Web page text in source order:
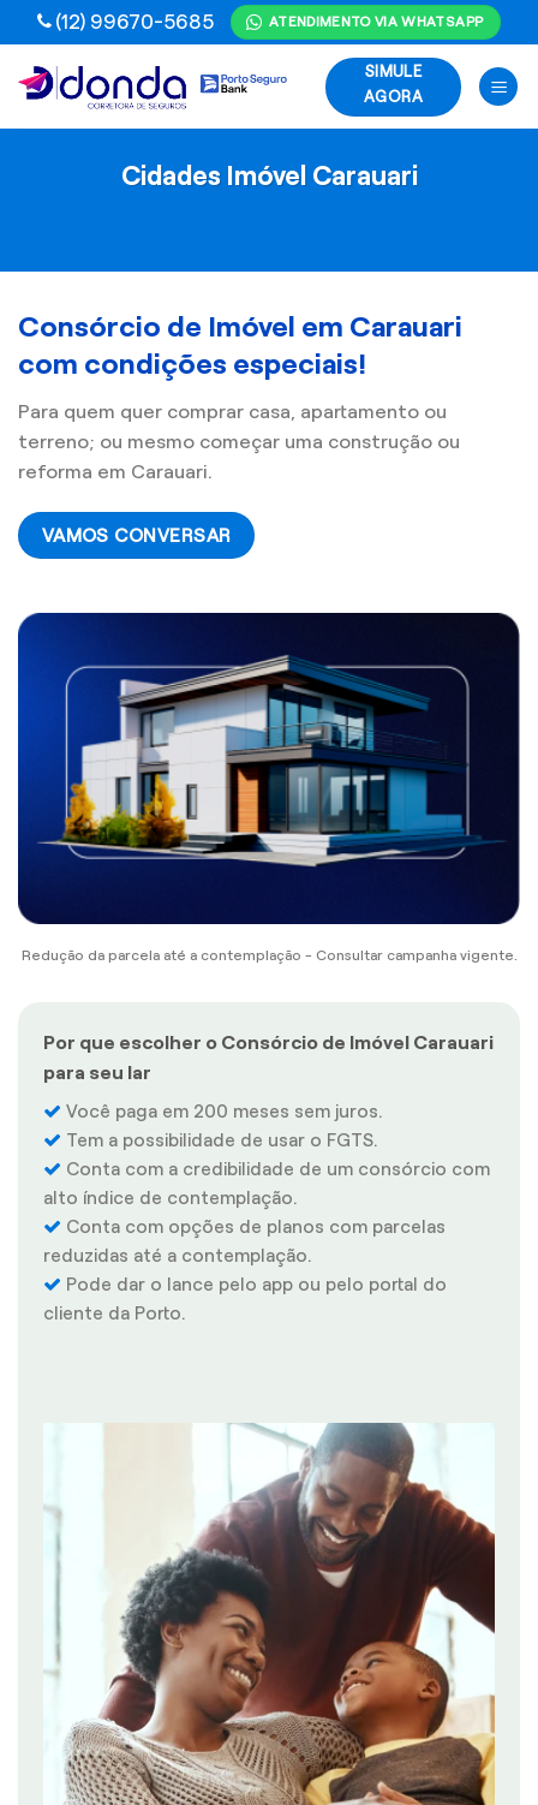
Skip
to
content
(12) 99670-5685 ATENDIMENTO VIA WHATSAPP
SIMULE
AGORA
Cidades Imóvel Carauari
Consórcio de Imóvel em Carauari
com condições especiais!
Para quem quer comprar casa, apartamento ou
terreno; ou mesmo começar uma construção ou
reforma em Carauari.
VAMOS CONVERSAR
Redução da parcela até a contemplação - Consultar campanha vigente.
Por que escolher o Consórcio de Imóvel Carauari
para seu lar
Você paga em 200 meses sem juros.
Tem a possibilidade de usar o FGTS.
Conta com a credibilidade de um consórcio com
alto índice de contemplação.
Conta com opções de planos com parcelas
reduzidas até a contemplação.
Pode dar o lance pelo app ou pelo portal do
cliente da Porto.